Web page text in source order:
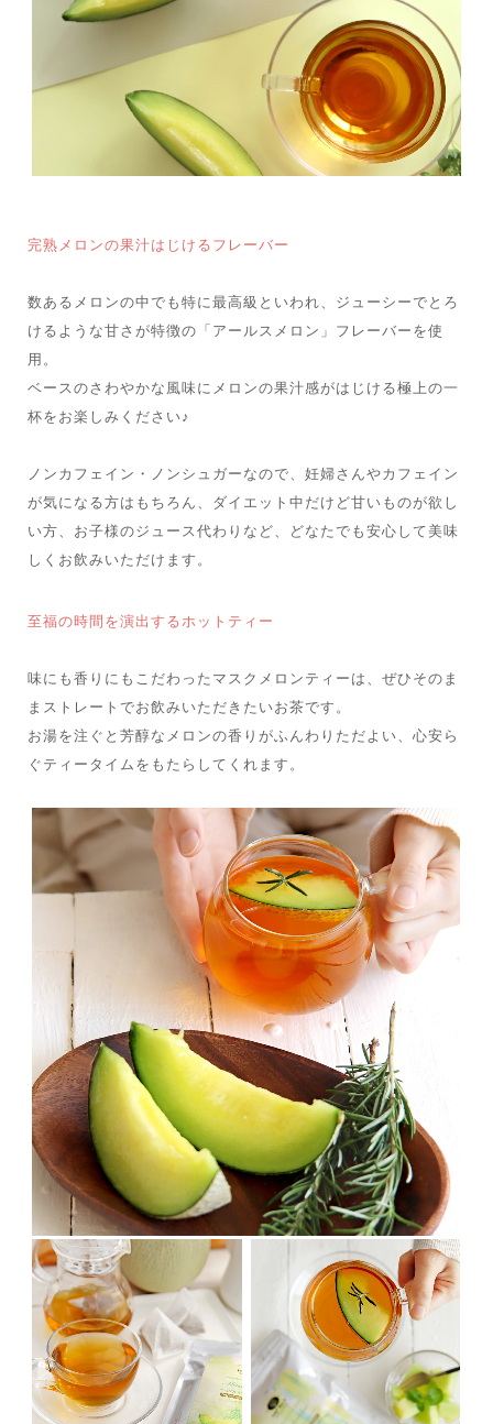
完熟メロンの果汁はじけるフレーバー
数あるメロンの中でも特に最高級といわれ、ジューシーでとろ
けるような甘さが特徴の「アールスメロン」フレーバーを使
用。
ベースのさわやかな風味にメロンの果汁感がはじける極上の一
杯をお楽しみください♪
ノンカフェイン・ノンシュガーなので、妊婦さんやカフェイン
が気になる方はもちろん、ダイエット中だけど甘いものが欲し
い方、お子様のジュース代わりなど、どなたでも安心して美味
しくお飲みいただけます。
至福の時間を演出するホットティー
味にも香りにもこだわったマスクメロンティーは、ぜひそのま
まストレートでお飲みいただきたいお茶です。
お湯を注ぐと芳醇なメロンの香りがふんわりただよい、心安ら
ぐティータイムをもたらしてくれます。